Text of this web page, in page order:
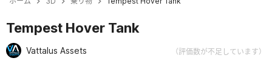
Tempest Hover Tank
Vattalus Assets （評価数が不足しています）